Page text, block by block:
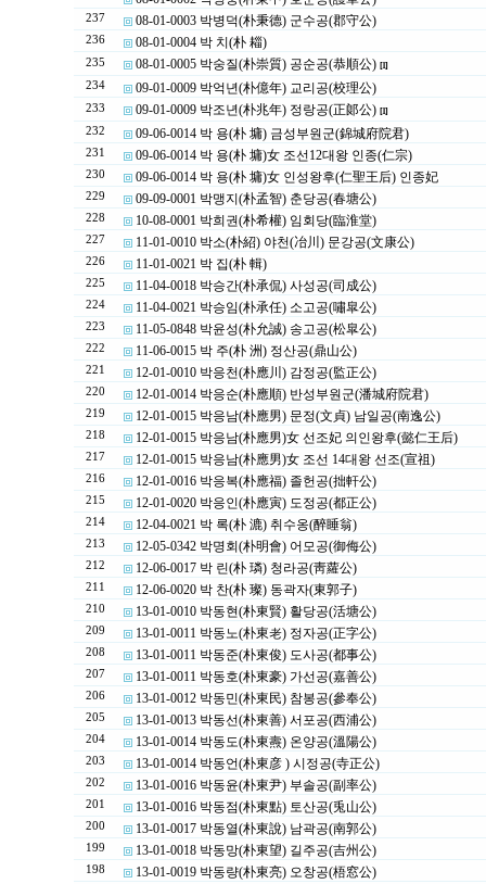
237 08-01-0003 박병덕(朴秉德) 군수공(郡守公)
236 08-01-0004 박 치(朴 䎩)
235 08-01-0005 박숭질(朴崇質) 공순공(恭順公) [1]
234 09-01-0009 박억년(朴億年) 교리공(校理公)
233 09-01-0009 박조년(朴兆年) 정랑공(正郞公) [1]
232 09-06-0014 박 용(朴 墉) 금성부원군(錦城府院君)
231 09-06-0014 박 용(朴 墉)女 조선12대왕 인종(仁宗)
230 09-06-0014 박 용(朴 墉)女 인성왕후(仁聖王后) 인종妃
229 09-09-0001 박맹지(朴孟智) 춘당공(春塘公)
228 10-08-0001 박희권(朴希權) 임회당(臨淮堂)
227 11-01-0010 박소(朴紹) 야천(冶川) 문강공(文康公)
226 11-01-0021 박 집(朴 輯)
225 11-04-0018 박승간(朴承侃) 사성공(司成公)
224 11-04-0021 박승임(朴承任) 소고공(嘯皐公)
223 11-05-0848 박윤성(朴允誠) 송고공(松皐公)
222 11-06-0015 박 주(朴 洲) 정산공(鼎山公)
221 12-01-0010 박응천(朴應川) 감정공(監正公)
220 12-01-0014 박응순(朴應順) 반성부원군(潘城府院君)
219 12-01-0015 박응남(朴應男) 문정(文貞) 남일공(南逸公)
218 12-01-0015 박응남(朴應男)女 선조妃 의인왕후(懿仁王后)
217 12-01-0015 박응남(朴應男)女 조선 14대왕 선조(宣祖)
216 12-01-0016 박응복(朴應福) 졸헌공(拙軒公)
215 12-01-0020 박응인(朴應寅) 도정공(都正公)
214 12-04-0021 박 록(朴 漉) 취수옹(醉睡翁)
213 12-05-0342 박명회(朴明會) 어모공(御侮公)
212 12-06-0017 박 린(朴 璘) 청라공(靑蘿公)
211 12-06-0020 박 찬(朴 璨) 동곽자(東郭子)
210 13-01-0010 박동현(朴東賢) 활당공(活塘公)
209 13-01-0011 박동노(朴東老) 정자공(正字公)
208 13-01-0011 박동준(朴東俊) 도사공(都事公)
207 13-01-0011 박동호(朴東豪) 가선공(嘉善公)
206 13-01-0012 박동민(朴東民) 참봉공(參奉公)
205 13-01-0013 박동선(朴東善) 서포공(西浦公)
204 13-01-0014 박동도(朴東燾) 온양공(溫陽公)
203 13-01-0014 박동언(朴東彦 ) 시정공(寺正公)
202 13-01-0016 박동윤(朴東尹) 부솔공(副率公)
201 13-01-0016 박동점(朴東點) 토산공(兎山公)
200 13-01-0017 박동열(朴東說) 남곽공(南郭公)
199 13-01-0018 박동망(朴東望) 길주공(吉州公)
198 13-01-0019 박동량(朴東亮) 오창공(梧窓公)